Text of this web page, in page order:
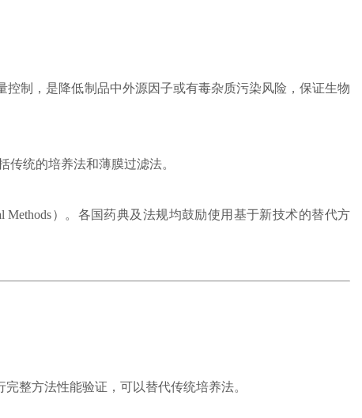
制，是降低制品中外源因子或有毒杂质污染风险，保证生物
统的培养法和薄膜过滤法。
）。各国药典及法规均鼓励使用基于新技术的替代方
整方法性能验证，可以替代传统培养法。